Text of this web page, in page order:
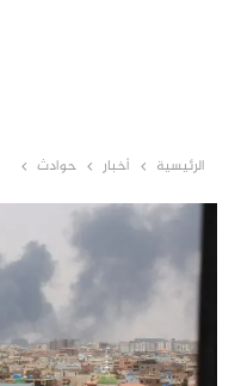
الرئيسية أخبار حوادث